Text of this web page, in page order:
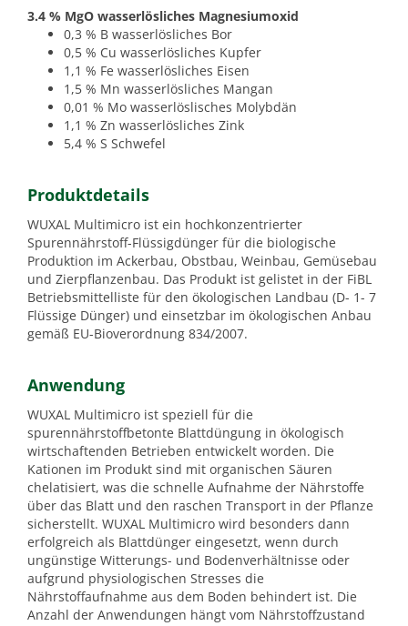
3.4 % MgO wasserlösliches Magnesiumoxid
0,3 % B wasserlösliches Bor
0,5 % Cu wasserlösliches Kupfer
1,1 % Fe wasserlösliches Eisen
1,5 % Mn wasserlösliches Mangan
0,01 % Mo wasserlöslisches Molybdän
1,1 % Zn wasserlösliches Zink
5,4 % S Schwefel
Produktdetails
WUXAL Multimicro ist ein hochkonzentrierter
Spurennährstoff-Flüssigdünger für die biologische
Produktion im Ackerbau, Obstbau, Weinbau, Gemüsebau
und Zierpflanzenbau. Das Produkt ist gelistet in der FiBL
Betriebsmittelliste für den ökologischen Landbau (D- 1- 7
Flüssige Dünger) und einsetzbar im ökologischen Anbau
gemäß EU-Bioverordnung 834/2007.
Anwendung
WUXAL Multimicro ist speziell für die
spurennährstoffbetonte Blattdüngung in ökologisch
wirtschaftenden Betrieben entwickelt worden. Die
Kationen im Produkt sind mit organischen Säuren
chelatisiert, was die schnelle Aufnahme der Nährstoffe
über das Blatt und den raschen Transport in der Pflanze
sicherstellt. WUXAL Multimicro wird besonders dann
erfolgreich als Blattdünger eingesetzt, wenn durch
ungünstige Witterungs- und Bodenverhältnisse oder
aufgrund physiologischen Stresses die
Nährstoffaufnahme aus dem Boden behindert ist. Die
Anzahl der Anwendungen hängt vom Nährstoffzustand